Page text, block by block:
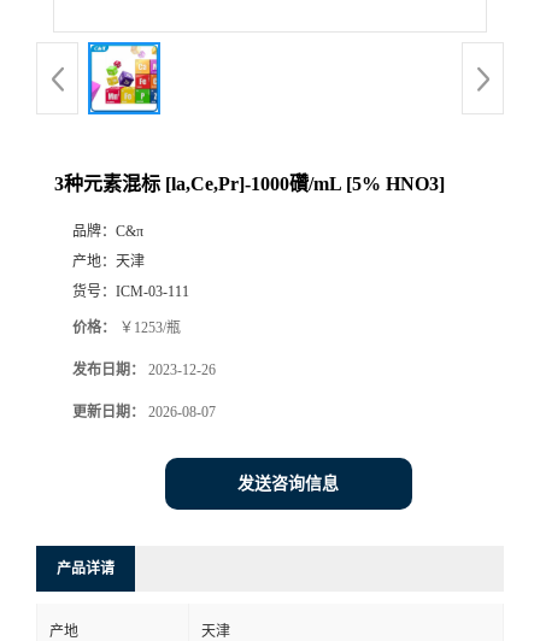
3种元素混标 [la,Ce,Pr]-1000礸/mL [5% HNO3]
品牌： C&π
产地： 天津
货号： ICM-03-111
价格： ￥1253/瓶
发布日期： 2023-12-26
更新日期： 2026-08-07
发送咨询信息
产品详请
产地 天津